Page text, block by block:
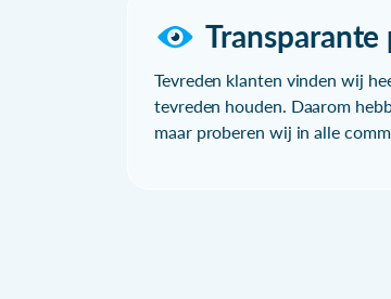
Tevreden klanten vinden wij
tevreden houden. Daarom
maar proberen wij in alle